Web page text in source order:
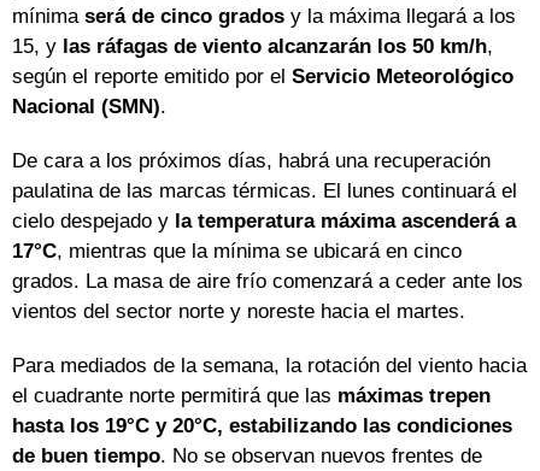
mínima será de cinco grados y la máxima llegará a los
15, y las ráfagas de viento alcanzarán los 50 km/h,
según el reporte emitido por el Servicio Meteorológico
Nacional (SMN).
De cara a los próximos días, habrá una recuperación
paulatina de las marcas térmicas. El lunes continuará el
cielo despejado y la temperatura máxima ascenderá a
17°C, mientras que la mínima se ubicará en cinco
grados. La masa de aire frío comenzará a ceder ante los
vientos del sector norte y noreste hacia el martes.
Para mediados de la semana, la rotación del viento hacia
el cuadrante norte permitirá que las máximas trepen
hasta los 19°C y 20°C, estabilizando las condiciones
de buen tiempo. No se observan nuevos frentes de